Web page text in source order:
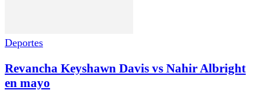
Deportes
Revancha Keyshawn Davis vs Nahir Albright
en mayo